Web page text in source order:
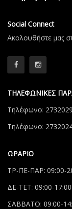
Social Connect
Aκολουθήστε μας
ΤΗΛΕΦΩΝΙΚΕΣ
Τηλέφωνο:
Τηλέφωνο:
ΩΡΑΡΙΟ
ΤΡ-ΠΕ-ΠΑΡ: 09:00-
ΔΕ-ΤΕΤ: 09:00-17:00
ΣΑΒΒΑΤΟ: 09:00-